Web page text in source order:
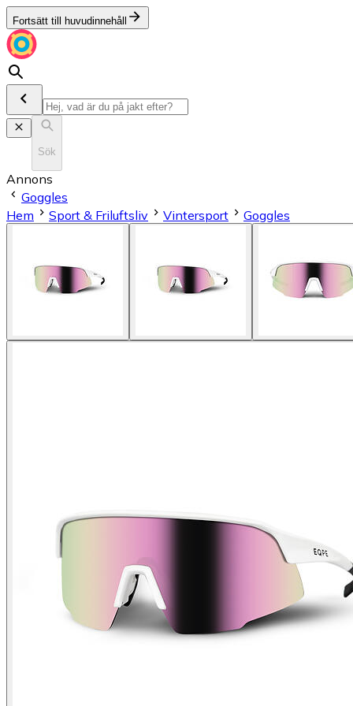
Fortsätt till huvudinnehåll
Sök
Annons
Goggles
Hem
Sport & Friluftsliv Vintersport Goggles